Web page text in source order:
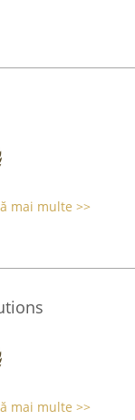
mai multe >>
mai multe >>